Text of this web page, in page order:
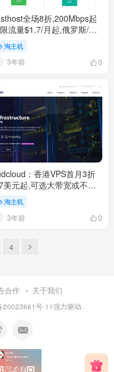
全场8折,200Mbps起
流量$1.7/月起,俄罗斯/美
/英国/香港等21个机房可选
淘主机
3年前 0
：香港VPS首月3折
美元起,可选大带宽或不限
淘主机
3年前 0
4
合作 关于我们
20023661号-11强力驱动.